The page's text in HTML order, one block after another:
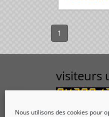
Nous utilisons des cookies pour
1
visiteurs